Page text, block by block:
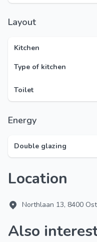
Layout
Kitchen
Type of kitchen
Toilet
Energy
Double glazing
Location
Northlaan 13, 8400
Also